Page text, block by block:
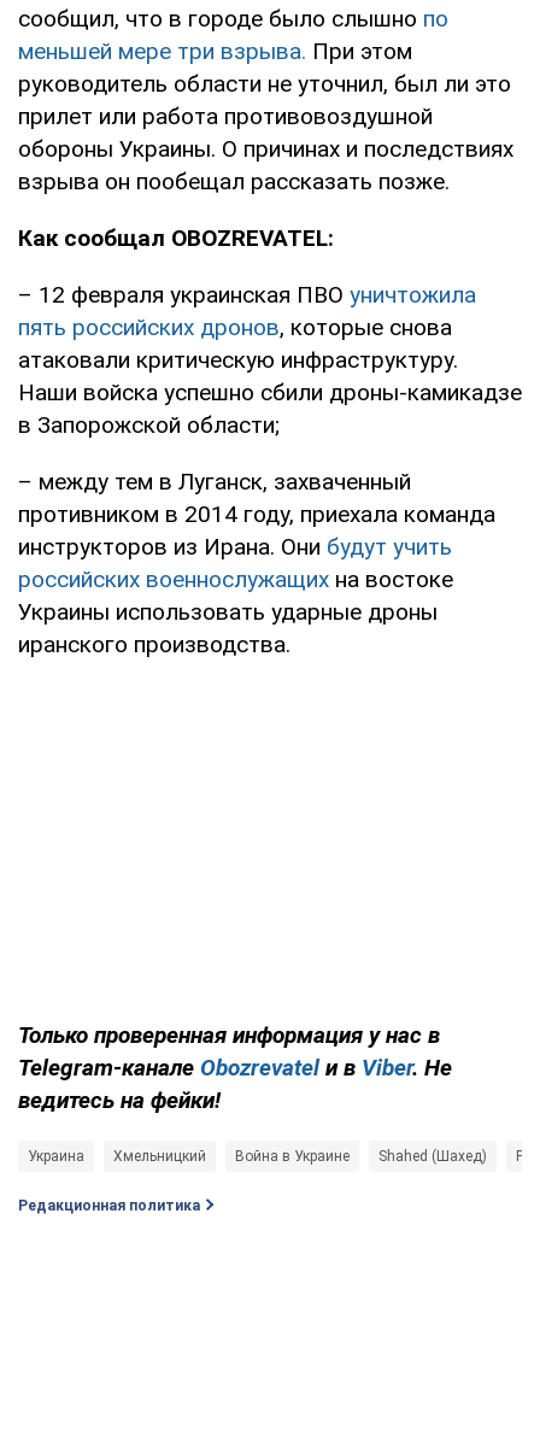
сообщил, что в городе было слышно по
меньшей мере три взрыва. При этом
руководитель области не уточнил, был ли это
прилет или работа противовоздушной
обороны Украины. О причинах и последствиях
взрыва он пообещал рассказать позже.
Как сообщал OBOZREVATEL:
– 12 февраля украинская ПВО уничтожила
пять российских дронов, которые снова
атаковали критическую инфраструктуру.
Наши войска успешно сбили дроны-камикадзе
в Запорожской области;
– между тем в Луганск, захваченный
противником в 2014 году, приехала команда
инструкторов из Ирана. Они будут учить
российских военнослужащих на востоке
Украины использовать ударные дроны
иранского производства.
Только проверенная информация у нас в
Telegram-канале Obozrevatelи в Viber. Не
ведитесь на фейки!
Украина Хмельницкий Война в Украине Shahed (Шахед)
Редакционная политика